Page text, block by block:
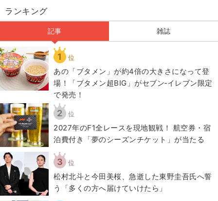
ランキング
記事 雑誌
1 位
あの「ブタメン」が約4倍の大きさになって登
場！「ブタメン超BIG」がセブン‐イレブン限定
で発売！
2 位
2027年のF1全レースを現地観戦！ 航空券・宿
泊費付き「夢のシーズンチケット」が当たる
3 位
松村北斗と今田美桜、急逝した東野圭吾氏へ誓
う「多くの方へ届けていけたら」